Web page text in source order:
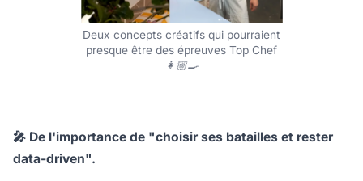
Deux concepts créatifs qui pourraient
presque être des épreuves Top Chef
👩🏼🍳
🎤 De l'importance de "choisir ses batailles et rester
data-driven".